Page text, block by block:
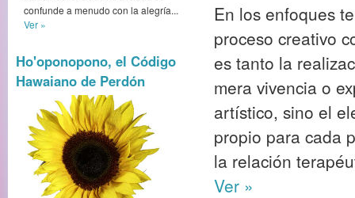
confunde a menudo con la alegría...
Ver »
Ho'oponopono, el Código
Hawaiano de Perdón
En los enfoques
proceso creativo
es tanto la
mera vivencia o
artístico, sino el
propio para cada
la relación
Ver »